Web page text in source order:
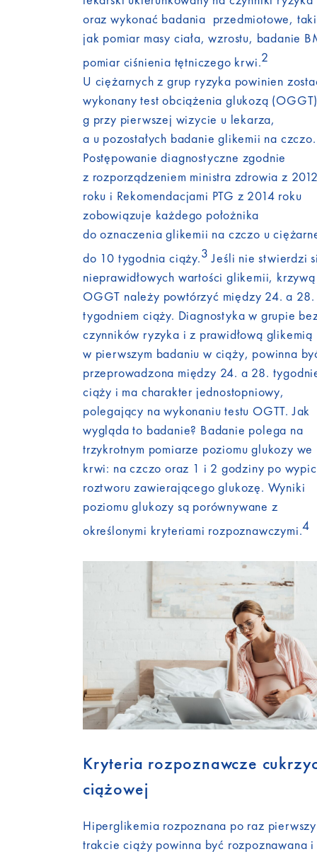
oraz wykonać badania przedmiotowe,
jak pomiar masy ciała, wzrostu, badanie
pomiar ciśnienia tętniczego krwi.2
U ciężarnych z grup ryzyka powinien
wykonany test obciążenia glukozą
g przy pierwszej wizycie u lekarza,
a u pozostałych badanie glikemii na czczo.
Postępowanie diagnostyczne zgodnie
z rozporządzeniem ministra zdrowia z 2012
roku i Rekomendacjami PTG z 2014 roku
zobowiązuje każdego położnika
do oznaczenia glikemii na czczo u
do 10 tygodnia ciąży.3 Jeśli nie stwierdzi
nieprawidłowych wartości glikemii, krzywą
OGGT należy powtórzyć między 24. a 28.
tygodniem ciąży. Diagnostyka w grupie
czynników ryzyka i z prawidłową glikemią
w pierwszym badaniu w ciąży, powinna
przeprowadzona między 24. a 28.
ciąży i ma charakter jednostopniowy,
polegający na wykonaniu testu OGTT. Jak
wygląda to badanie? Badanie polega na
trzykrotnym pomiarze poziomu glukozy we
krwi: na czczo oraz 1 i 2 godziny po
roztworu zawierającego glukozę. Wyniki
poziomu glukozy są porównywane z
określonymi kryteriami rozpoznawczymi.4
Kryteria rozpoznawcze
ciążowej
Hiperglikemia rozpoznana po raz
trakcie ciąży powinna być rozpoznawana i